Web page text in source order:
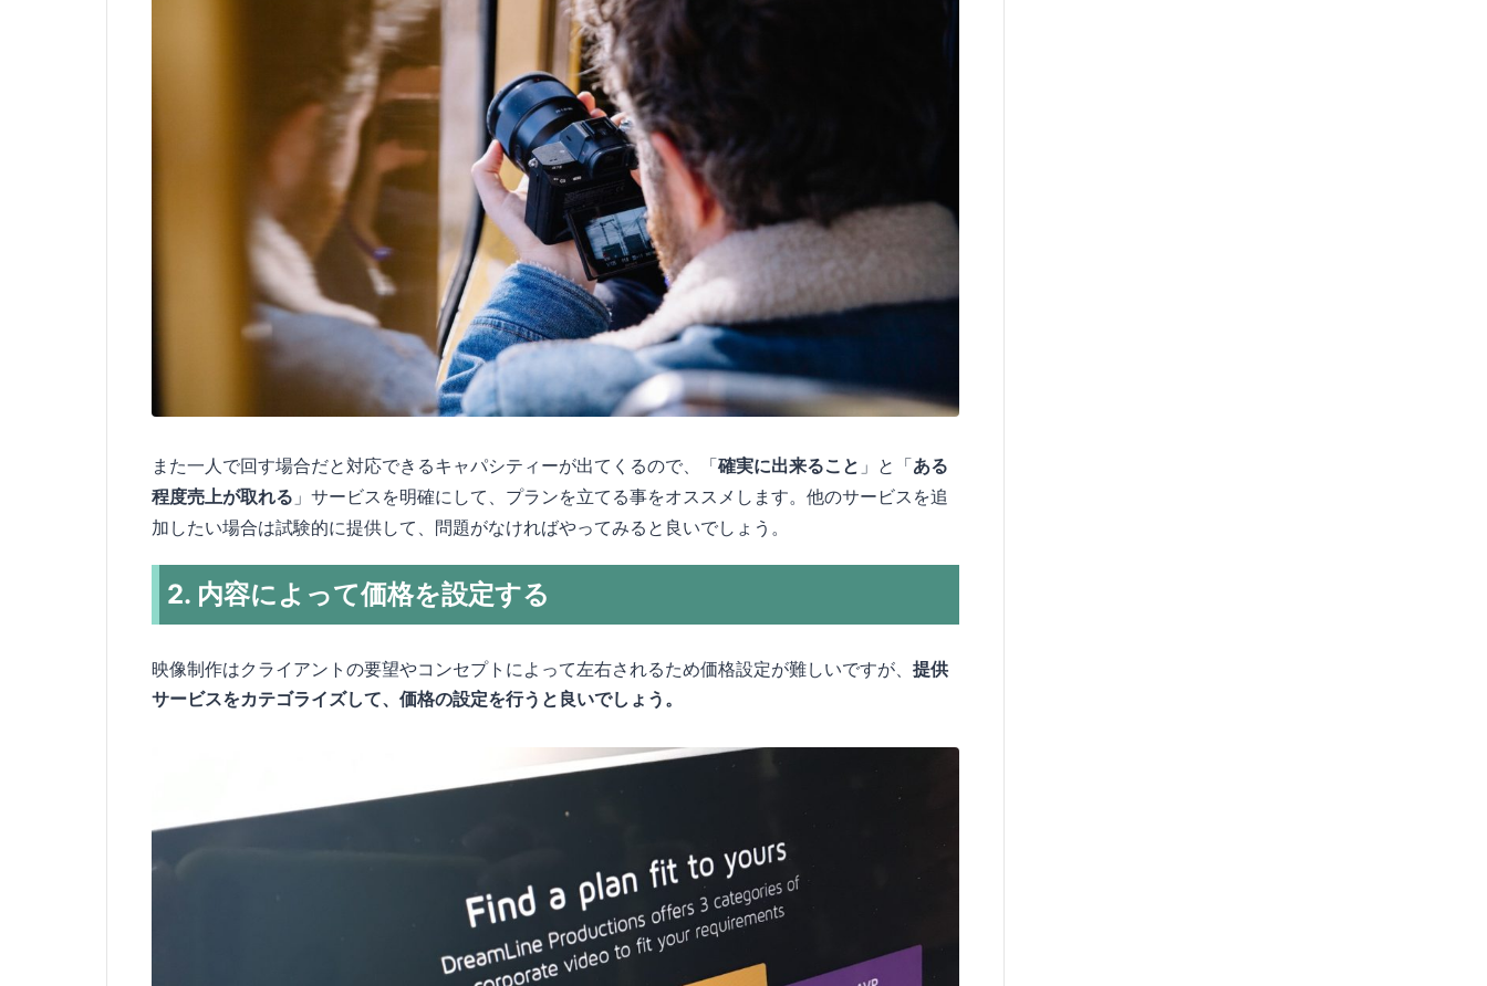
また一人で回す場合だと対応できるキャパシティーが出てくるので、「確実に出来ること 」と「ある
程度売上が取れる 」サービスを明確にして、プランを立てる事をオススメします。他のサービスを追
加したい場合は試験的に提供して、問題がなければやってみると良いでしょう。
2. 内容によって価格を設定する
映像制作はクライアントの要望やコンセプトによって左右されるため価格設定が難しいですが、 提供
サービスをカテゴライズして、価格の設定を行うと良いでしょう。